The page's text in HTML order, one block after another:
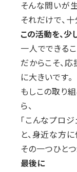
そんな問いが
それだけで、
この活動を、少
一人でできるこ
だからこそ、
に大きいです。
もしこの取り
ら、
「こんなプロジ
と、身近な方
その一つひと
最後に